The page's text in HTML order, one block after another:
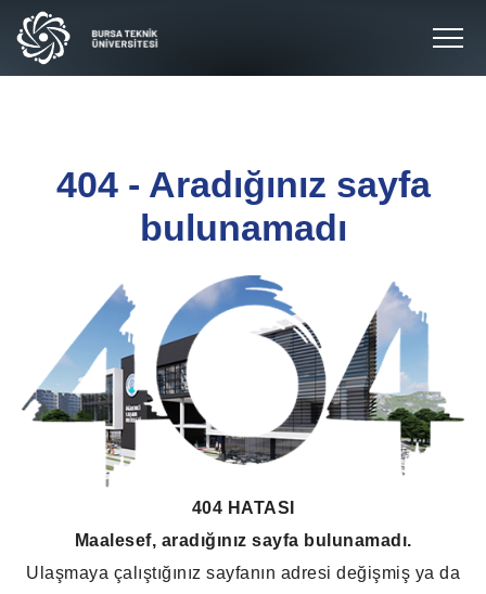
404 - Aradığınız sayfa
bulunamadı
404 HATASI
Maalesef, aradığınız sayfa bulunamadı.
Ulaşmaya çalıştığınız sayfanın adresi değişmiş ya da